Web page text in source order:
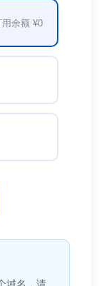
用余额 ¥0